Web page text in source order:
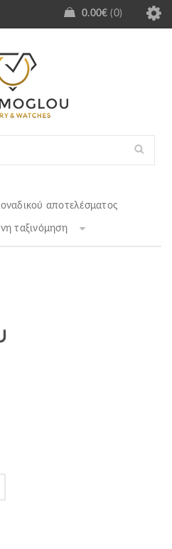
0.00€ 0
αποτελέσματος
ταξινόμηση